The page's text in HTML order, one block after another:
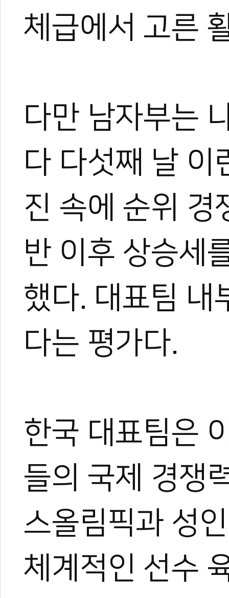
체급에서 고른
다만 남자부는
다 다섯째 날 이
진 속에 순위 경
반 이후 상승세
했다. 대표팀 내
다는 평가다.
한국 대표팀은
들의 국제 경쟁
스올림픽과 성
체계적인 선수